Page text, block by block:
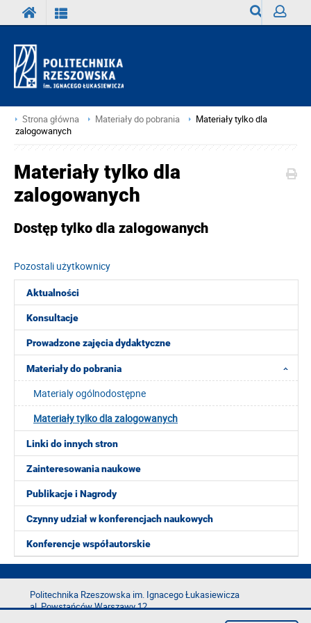
Strona główna Materiały do pobrania
Materiały tylko dla
zalogowanych
Aktualności
Konsultacje
Prowadzone zajęcia dydaktyczne
Materiały do pobrania
Materialy ogólnodostępne
Materiały tylko dla zalogowanych
Linki do innych stron
Zainteresowania naukowe
Publikacje i Nagrody
Czynny udział w konferencjach naukowych
Konferencje współautorskie
Materiały tylko dla
zalogowanych
Dostęp tylko dla zalogowanych
Pozostali użytkownicy
Politechnika Rzeszowska im. Ignacego Łukasiewicza
al. Powstańców Warszawy 12